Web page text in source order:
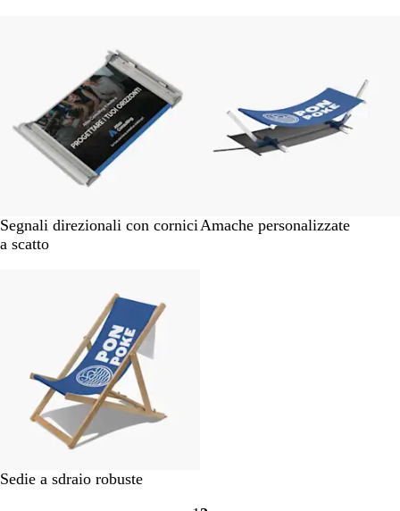
Segnali direzionali con cornici
a scatto
Amache personalizzate
Sedie a sdraio robuste